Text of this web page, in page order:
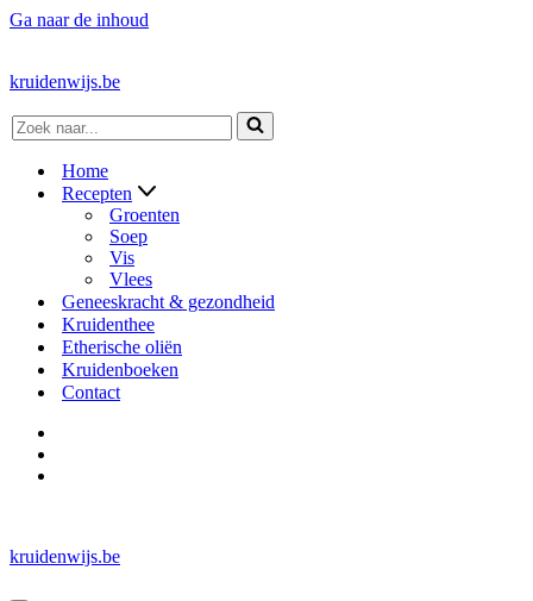
Ga naar de inhoud
kruidenwijs.be
Zoek
naar...
Home
Recepten
Groenten
Soep
Vis
Vlees
Geneeskracht & gezondheid
Kruidenthee
Etherische oliën
Kruidenboeken
Contact
kruidenwijs.be